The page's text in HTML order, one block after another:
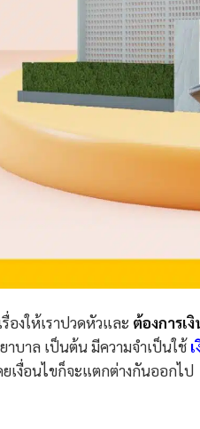
องให้เราปวดหัวและ ต้องการเ
าบาล เป็นต้น มีความจำเป็นใช้
ยเงื่อนไขก็จะแตกต่างกันออกไป